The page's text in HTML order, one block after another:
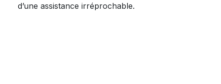
d’une assistance irréprochable.